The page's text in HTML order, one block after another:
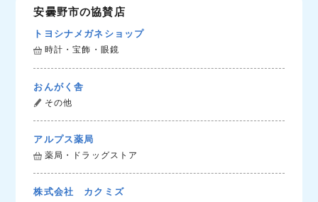
安曇野市の協賛店
トヨシナメガネショップ
時計・宝飾・眼鏡
おんがく舎
その他
アルプス薬局
薬局・ドラッグストア
株式会社 カクミズ